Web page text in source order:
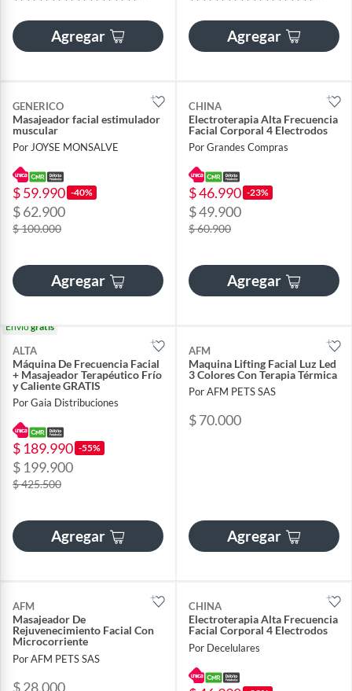
Agregar Agregar
GENERICO
Masajeador facial estimulador
muscular
Por JOYSE MONSALVE
$ 59.990 -40%
$ 62.900
$ 100.000
Agregar
CHINA
Electroterapia Alta Frecuencia
Facial Corporal 4 Electrodos
Por Grandes Compras
$ 46.990 -23%
$ 49.900
$ 60.900
Agregar
Envíogratis
ALTA
Máquina De Frecuencia Facial
+ Masajeador Terapéutico Frío
y Caliente GRATIS
Por Gaia Distribuciones
$ 189.990 -55%
$ 199.900
$ 425.500
Agregar
AFM
Maquina Lifting Facial Luz Led
3 Colores Con Terapia Térmica
Por AFM PETS SAS
$ 70.000
Agregar
AFM
Masajeador De
Rejuvenecimiento Facial Con
Microcorriente
Por AFM PETS SAS
$ 28.000
CHINA
Electroterapia Alta Frecuencia
Facial Corporal 4 Electrodos
Por Decelulares